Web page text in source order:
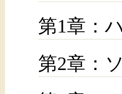
第1章：
第2章：